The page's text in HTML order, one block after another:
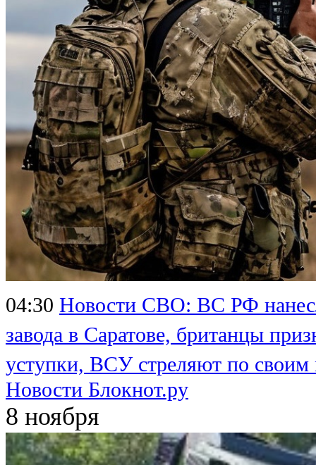
04:30 Новости СВО: ВС РФ
завода в Саратове, британцы
уступки, ВСУ стреляют по
Новости Блокнот.ру
8 ноября